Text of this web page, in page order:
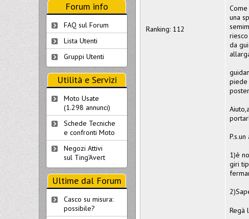
una
da
piede
1)è
giri
Regà
Ranking: 112
Forum info
FAQ sul Forum
Lista Utenti
Gruppi Utenti
Utilità e Servizi
Moto Usate
(1.298 annunci)
Schede Tecniche
e confronti Moto
Negozi Attivi
sul Ting'Avert
Ultime dal Forum
Casco su misura:
possibile?